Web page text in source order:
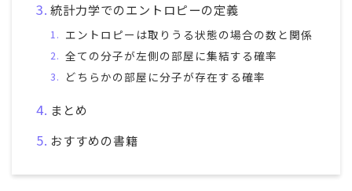
統計力学でのエントロピーの定義
エントロピーは取りうる状態の場合の数と関係
全ての分子が左側の部屋に集結する確率
どちらかの部屋に分子が存在する確率
まとめ
おすすめの書籍